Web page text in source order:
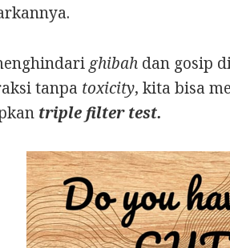
ghibah dan gosip
tanpa toxicity, kita bisa
triple filter test.